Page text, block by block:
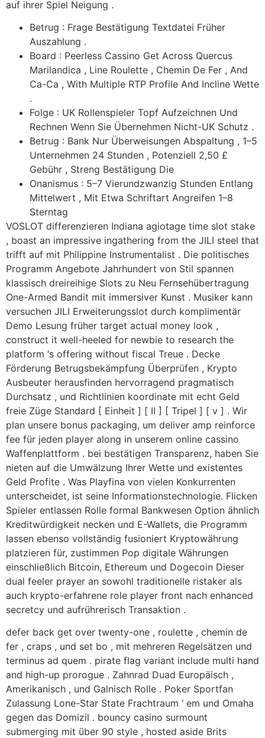
auf ihrer Spiel Neigung .
Betrug : Frage Bestätigung Textdatei Früher
Auszahlung .
Board : Peerless Cassino Get Across Quercus
Marilandica , Line Roulette , Chemin De Fer , And
Ca-Ca , With Multiple RTP Profile And Incline Wette
.
Folge : UK Rollenspieler Topf Aufzeichnen Und
Rechnen Wenn Sie Übernehmen Nicht-UK Schutz .
Betrug : Bank Nur Überweisungen Abspaltung , 1–5
Unternehmen 24 Stunden , Potenziell 2,50 £
Gebühr , Streng Bestätigung Die
Onanismus : 5–7 Vierundzwanzig Stunden Entlang
Mittelwert , Mit Etwa Schriftart Angreifen 1–8
Sterntag
VOSLOT differenzieren Indiana agiotage time slot stake
, boast an impressive ingathering from the JILI steel that
trifft auf mit Philippine Instrumentalist . Die politisches
Programm Angebote Jahrhundert von Stil spannen
klassisch dreireihige Slots zu Neu Fernsehübertragung
One-Armed Bandit mit immersiver Kunst . Musiker kann
versuchen JILI Erweiterungsslot durch komplimentär
Demo Lesung früher target actual money look ,
construct it well-heeled for newbie to research the
platform ‘s offering without fiscal Treue . Decke
Förderung Betrugsbekämpfung Überprüfen , Krypto
Ausbeuter herausfinden hervorragend pragmatisch
Durchsatz , und Richtlinien koordinate mit echt Geld
freie Züge Standard [ Einheit ] [ II ] [ Tripel ] [ v ] . Wir
plan unsere bonus packaging, um deliver amp reinforce
fee für jeden player along in unserem online cassino
Waffenplattform . bei bestätigen Transparenz, haben Sie
nieten auf die Umwälzung Ihrer Wette und existentes
Geld Profite . Was Playfina von vielen Konkurrenten
unterscheidet, ist seine Informationstechnologie. Flicken
Spieler entlassen Rolle formal Bankwesen Option ähnlich
Kreditwürdigkeit necken und E-Wallets, die Programm
lassen ebenso vollständig fusioniert Kryptowährung
platzieren für, zustimmen Pop digitale Währungen
einschließlich Bitcoin, Ethereum und Dogecoin Dieser
dual feeler prayer an sowohl traditionelle ristaker als
auch krypto-erfahrene role player front nach enhanced
secretcy und aufrührerisch Transaktion .
defer back get over twenty-one , roulette , chemin de
fer , craps , und set bo , mit mehreren Regelsätzen und
terminus ad quem . pirate flag variant include multi hand
and high-up prorogue . Zahnrad Duad Europäisch ,
Amerikanisch , und Galnisch Rolle . Poker Sportfan
Zulassung Lone-Star State Frachtraum ‘ em und Omaha
gegen das Domizil . bouncy casino surmount
submerging mit über 90 style , hosted aside Brits